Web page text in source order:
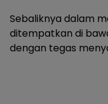
Sebaliknya dalam
ditempatkan di
dengan tegas